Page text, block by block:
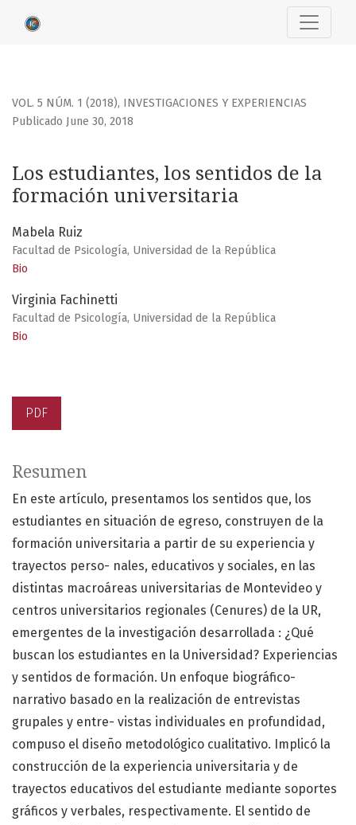
Los estudiantes, los sentidos de la formación universitaria
VOL. 5 NÚM. 1 (2018), INVESTIGACIONES Y EXPERIENCIAS
Los estudiantes, los sentidos de la
formación universitaria
Publicado June 30, 2018
Mabela Ruiz
Facultad de Psicología, Universidad de la República
Bio
Virginia Fachinetti
Facultad de Psicología, Universidad de la República
Bio
PDF
Resumen
En este artículo, presentamos los sentidos que, los
estudiantes en situación de egreso, construyen de la
formación universitaria a partir de su experiencia y
trayectos perso- nales, educativos y sociales, en las
distintas macroáreas universitarias de Montevideo y
centros universitarios regionales (Cenures) de la UR,
emergentes de la investigación desarrollada : ¿Qué
buscan los estudiantes en la Universidad? Experiencias
y sentidos de formación. Un enfoque biográfico-
narrativo basado en la realización de entrevistas
grupales y entre- vistas individuales en profundidad,
compuso el diseño metodológico cualitativo. Implicó la
construcción de la experiencia universitaria y de
trayectos educativos del estudiante mediante soportes
gráficos y verbales, respectivamente. El sentido de